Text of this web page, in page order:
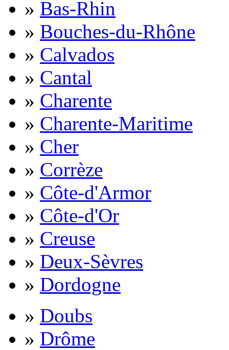
» Bas-Rhin
» Bouches-du-Rhône
» Calvados
» Cantal
» Charente
» Charente-Maritime
» Cher
» Corrèze
» Côte-d'Armor
» Côte-d'Or
» Creuse
» Deux-Sèvres
» Dordogne
» Doubs
» Drôme